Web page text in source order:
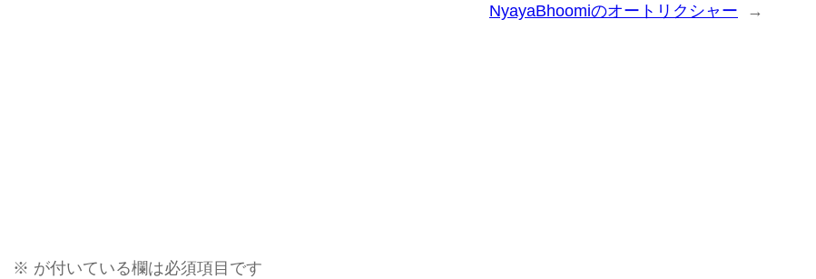
NyayaBhoomiのオートリクシャー →
※ が付いている欄は必須項目です